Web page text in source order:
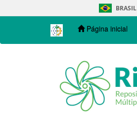
navigation
BRASIL
Página inicial